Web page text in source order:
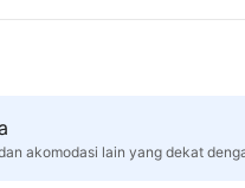
akomodasi lain yang dekat